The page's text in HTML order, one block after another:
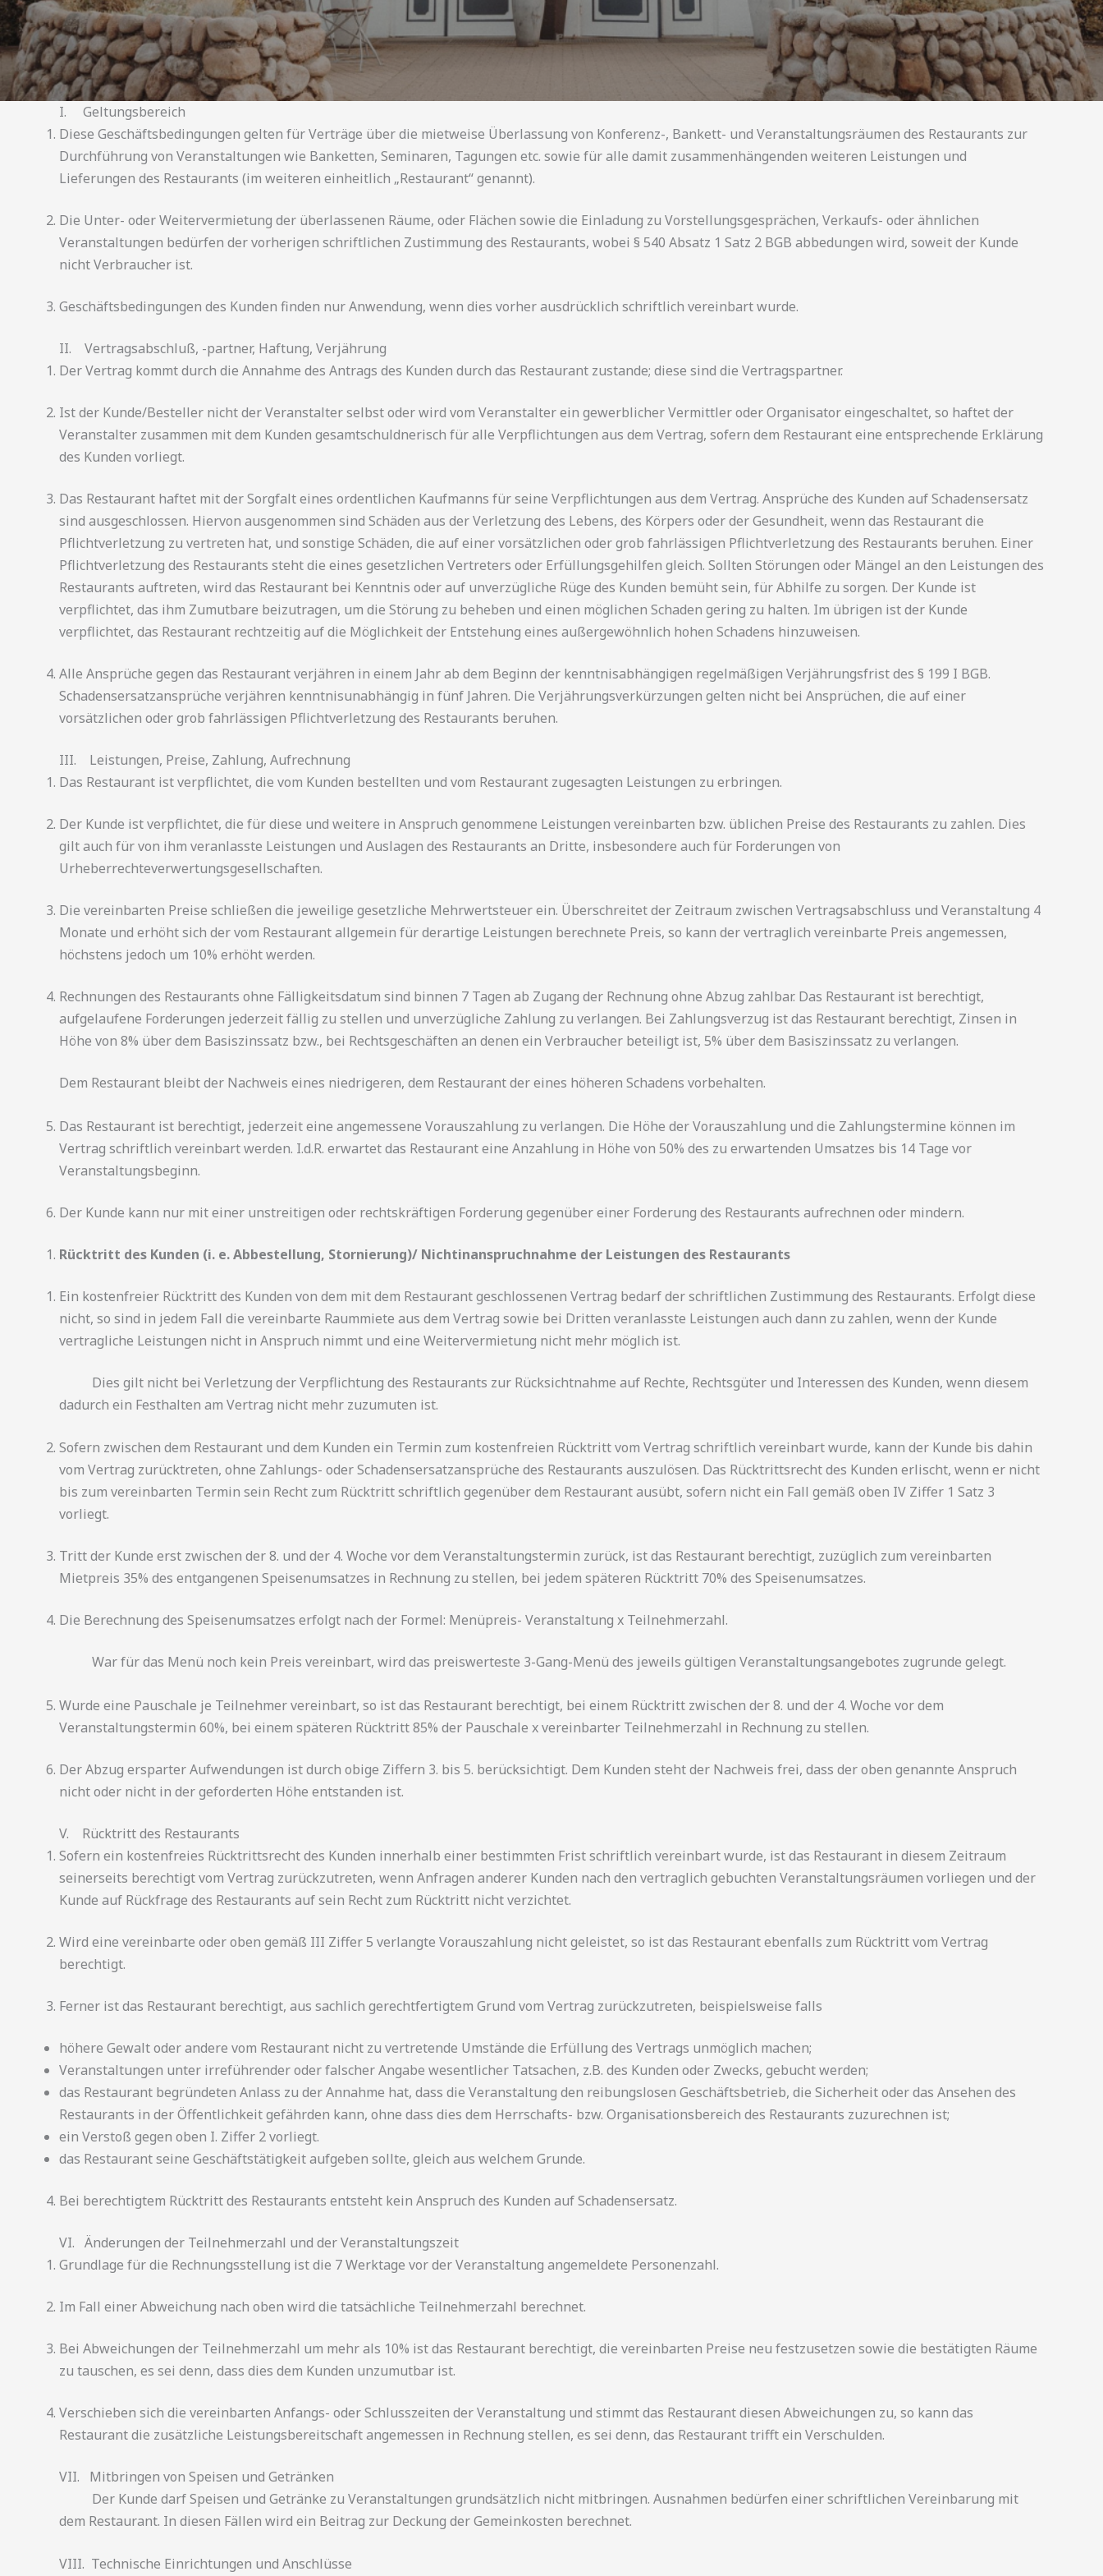
I. Geltungsbereich
Diese Geschäftsbedingungen gelten für Verträge über die mietweise Überlassung von Konferenz-, Bankett- und Veranstaltungsräumen des Restaurants zur
Durchführung von Veranstaltungen wie Banketten, Seminaren, Tagungen etc. sowie für alle damit zusammenhängenden weiteren Leistungen und
Lieferungen des Restaurants (im weiteren einheitlich „Restaurant“ genannt).
Die Unter- oder Weitervermietung der überlassenen Räume, oder Flächen sowie die Einladung zu Vorstellungsgesprächen, Verkaufs- oder ähnlichen
Veranstaltungen bedürfen der vorherigen schriftlichen Zustimmung des Restaurants, wobei § 540 Absatz 1 Satz 2 BGB abbedungen wird, soweit der Kunde
nicht Verbraucher ist.
Geschäftsbedingungen des Kunden finden nur Anwendung, wenn dies vorher ausdrücklich schriftlich vereinbart wurde.
II. Vertragsabschluß, -partner, Haftung, Verjährung
Der Vertrag kommt durch die Annahme des Antrags des Kunden durch das Restaurant zustande; diese sind die Vertragspartner.
Ist der Kunde/Besteller nicht der Veranstalter selbst oder wird vom Veranstalter ein gewerblicher Vermittler oder Organisator eingeschaltet, so haftet der
Veranstalter zusammen mit dem Kunden gesamtschuldnerisch für alle Verpflichtungen aus dem Vertrag, sofern dem Restaurant eine entsprechende Erklärung
des Kunden vorliegt.
Das Restaurant haftet mit der Sorgfalt eines ordentlichen Kaufmanns für seine Verpflichtungen aus dem Vertrag. Ansprüche des Kunden auf Schadensersatz
sind ausgeschlossen. Hiervon ausgenommen sind Schäden aus der Verletzung des Lebens, des Körpers oder der Gesundheit, wenn das Restaurant die
Pflichtverletzung zu vertreten hat, und sonstige Schäden, die auf einer vorsätzlichen oder grob fahrlässigen Pflichtverletzung des Restaurants beruhen. Einer
Pflichtverletzung des Restaurants steht die eines gesetzlichen Vertreters oder Erfüllungsgehilfen gleich. Sollten Störungen oder Mängel an den Leistungen des
Restaurants auftreten, wird das Restaurant bei Kenntnis oder auf unverzügliche Rüge des Kunden bemüht sein, für Abhilfe zu sorgen. Der Kunde ist
verpflichtet, das ihm Zumutbare beizutragen, um die Störung zu beheben und einen möglichen Schaden gering zu halten. Im übrigen ist der Kunde
verpflichtet, das Restaurant rechtzeitig auf die Möglichkeit der Entstehung eines außergewöhnlich hohen Schadens hinzuweisen.
Alle Ansprüche gegen das Restaurant verjähren in einem Jahr ab dem Beginn der kenntnisabhängigen regelmäßigen Verjährungsfrist des § 199 I BGB.
Schadensersatzansprüche verjähren kenntnisunabhängig in fünf Jahren. Die Verjährungsverkürzungen gelten nicht bei Ansprüchen, die auf einer
vorsätzlichen oder grob fahrlässigen Pflichtverletzung des Restaurants beruhen.
III. Leistungen, Preise, Zahlung, Aufrechnung
Das Restaurant ist verpflichtet, die vom Kunden bestellten und vom Restaurant zugesagten Leistungen zu erbringen.
Der Kunde ist verpflichtet, die für diese und weitere in Anspruch genommene Leistungen vereinbarten bzw. üblichen Preise des Restaurants zu zahlen. Dies
gilt auch für von ihm veranlasste Leistungen und Auslagen des Restaurants an Dritte, insbesondere auch für Forderungen von
Urheberrechteverwertungsgesellschaften.
Die vereinbarten Preise schließen die jeweilige gesetzliche Mehrwertsteuer ein. Überschreitet der Zeitraum zwischen Vertragsabschluss und Veranstaltung 4
Monate und erhöht sich der vom Restaurant allgemein für derartige Leistungen berechnete Preis, so kann der vertraglich vereinbarte Preis angemessen,
höchstens jedoch um 10% erhöht werden.
Rechnungen des Restaurants ohne Fälligkeitsdatum sind binnen 7 Tagen ab Zugang der Rechnung ohne Abzug zahlbar. Das Restaurant ist berechtigt,
aufgelaufene Forderungen jederzeit fällig zu stellen und unverzügliche Zahlung zu verlangen. Bei Zahlungsverzug ist das Restaurant berechtigt, Zinsen in
Höhe von 8% über dem Basiszinssatz bzw., bei Rechtsgeschäften an denen ein Verbraucher beteiligt ist, 5% über dem Basiszinssatz zu verlangen.
Dem Restaurant bleibt der Nachweis eines niedrigeren, dem Restaurant der eines höheren Schadens vorbehalten.
Das Restaurant ist berechtigt, jederzeit eine angemessene Vorauszahlung zu verlangen. Die Höhe der Vorauszahlung und die Zahlungstermine können im
Vertrag schriftlich vereinbart werden. I.d.R. erwartet das Restaurant eine Anzahlung in Höhe von 50% des zu erwartenden Umsatzes bis 14 Tage vor
Veranstaltungsbeginn.
Der Kunde kann nur mit einer unstreitigen oder rechtskräftigen Forderung gegenüber einer Forderung des Restaurants aufrechnen oder mindern.
Rücktritt des Kunden (i. e. Abbestellung, Stornierung)/ Nichtinanspruchnahme der Leistungen des Restaurants
Ein kostenfreier Rücktritt des Kunden von dem mit dem Restaurant geschlossenen Vertrag bedarf der schriftlichen Zustimmung des Restaurants. Erfolgt diese
nicht, so sind in jedem Fall die vereinbarte Raummiete aus dem Vertrag sowie bei Dritten veranlasste Leistungen auch dann zu zahlen, wenn der Kunde
vertragliche Leistungen nicht in Anspruch nimmt und eine Weitervermietung nicht mehr möglich ist.
Dies gilt nicht bei Verletzung der Verpflichtung des Restaurants zur Rücksichtnahme auf Rechte, Rechtsgüter und Interessen des Kunden, wenn diesem
dadurch ein Festhalten am Vertrag nicht mehr zuzumuten ist.
Sofern zwischen dem Restaurant und dem Kunden ein Termin zum kostenfreien Rücktritt vom Vertrag schriftlich vereinbart wurde, kann der Kunde bis dahin
vom Vertrag zurücktreten, ohne Zahlungs- oder Schadensersatzansprüche des Restaurants auszulösen. Das Rücktrittsrecht des Kunden erlischt, wenn er nicht
bis zum vereinbarten Termin sein Recht zum Rücktritt schriftlich gegenüber dem Restaurant ausübt, sofern nicht ein Fall gemäß oben IV Ziffer 1 Satz 3
vorliegt.
Tritt der Kunde erst zwischen der 8. und der 4. Woche vor dem Veranstaltungstermin zurück, ist das Restaurant berechtigt, zuzüglich zum vereinbarten
Mietpreis 35% des entgangenen Speisenumsatzes in Rechnung zu stellen, bei jedem späteren Rücktritt 70% des Speisenumsatzes.
Die Berechnung des Speisenumsatzes erfolgt nach der Formel: Menüpreis- Veranstaltung x Teilnehmerzahl.
War für das Menü noch kein Preis vereinbart, wird das preiswerteste 3-Gang-Menü des jeweils gültigen Veranstaltungsangebotes zugrunde gelegt.
Wurde eine Pauschale je Teilnehmer vereinbart, so ist das Restaurant berechtigt, bei einem Rücktritt zwischen der 8. und der 4. Woche vor dem
Veranstaltungstermin 60%, bei einem späteren Rücktritt 85% der Pauschale x vereinbarter Teilnehmerzahl in Rechnung zu stellen.
Der Abzug ersparter Aufwendungen ist durch obige Ziffern 3. bis 5. berücksichtigt. Dem Kunden steht der Nachweis frei, dass der oben genannte Anspruch
nicht oder nicht in der geforderten Höhe entstanden ist.
V. Rücktritt des Restaurants
Sofern ein kostenfreies Rücktrittsrecht des Kunden innerhalb einer bestimmten Frist schriftlich vereinbart wurde, ist das Restaurant in diesem Zeitraum
seinerseits berechtigt vom Vertrag zurückzutreten, wenn Anfragen anderer Kunden nach den vertraglich gebuchten Veranstaltungsräumen vorliegen und der
Kunde auf Rückfrage des Restaurants auf sein Recht zum Rücktritt nicht verzichtet.
Wird eine vereinbarte oder oben gemäß III Ziffer 5 verlangte Vorauszahlung nicht geleistet, so ist das Restaurant ebenfalls zum Rücktritt vom Vertrag
berechtigt.
Ferner ist das Restaurant berechtigt, aus sachlich gerechtfertigtem Grund vom Vertrag zurückzutreten, beispielsweise falls
höhere Gewalt oder andere vom Restaurant nicht zu vertretende Umstände die Erfüllung des Vertrags unmöglich machen;
Veranstaltungen unter irreführender oder falscher Angabe wesentlicher Tatsachen, z.B. des Kunden oder Zwecks, gebucht werden;
das Restaurant begründeten Anlass zu der Annahme hat, dass die Veranstaltung den reibungslosen Geschäftsbetrieb, die Sicherheit oder das Ansehen des
Restaurants in der Öffentlichkeit gefährden kann, ohne dass dies dem Herrschafts- bzw. Organisationsbereich des Restaurants zuzurechnen ist;
ein Verstoß gegen oben I. Ziffer 2 vorliegt.
das Restaurant seine Geschäftstätigkeit aufgeben sollte, gleich aus welchem Grunde.
Bei berechtigtem Rücktritt des Restaurants entsteht kein Anspruch des Kunden auf Schadensersatz.
VI. Änderungen der Teilnehmerzahl und der Veranstaltungszeit
Grundlage für die Rechnungsstellung ist die 7 Werktage vor der Veranstaltung angemeldete Personenzahl.
Im Fall einer Abweichung nach oben wird die tatsächliche Teilnehmerzahl berechnet.
Bei Abweichungen der Teilnehmerzahl um mehr als 10% ist das Restaurant berechtigt, die vereinbarten Preise neu festzusetzen sowie die bestätigten Räume
zu tauschen, es sei denn, dass dies dem Kunden unzumutbar ist.
Verschieben sich die vereinbarten Anfangs- oder Schlusszeiten der Veranstaltung und stimmt das Restaurant diesen Abweichungen zu, so kann das
Restaurant die zusätzliche Leistungsbereitschaft angemessen in Rechnung stellen, es sei denn, das Restaurant trifft ein Verschulden.
VII. Mitbringen von Speisen und Getränken
Der Kunde darf Speisen und Getränke zu Veranstaltungen grundsätzlich nicht mitbringen. Ausnahmen bedürfen einer schriftlichen Vereinbarung mit
dem Restaurant. In diesen Fällen wird ein Beitrag zur Deckung der Gemeinkosten berechnet.
VIII. Technische Einrichtungen und Anschlüsse